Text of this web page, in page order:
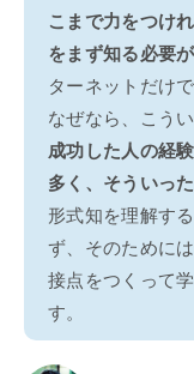
こまで力をつけ
をまず知る必要
ターネットだけ
なぜなら、こう
成功した人の経
多く、そういっ
形式知を理解す
ず、そのために
接点をつくって
す。